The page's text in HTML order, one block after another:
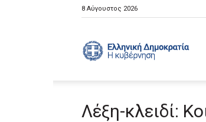
8 Αύγουστος 2026
Λέξη-κλειδί: